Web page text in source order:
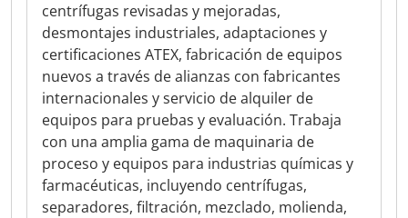
centrífugas revisadas y mejoradas,
desmontajes industriales, adaptaciones y
certificaciones ATEX, fabricación de equipos
nuevos a través de alianzas con fabricantes
internacionales y servicio de alquiler de
equipos para pruebas y evaluación. Trabaja
con una amplia gama de maquinaria de
proceso y equipos para industrias químicas y
farmacéuticas, incluyendo centrífugas,
separadores, filtración, mezclado, molienda,